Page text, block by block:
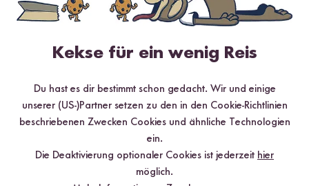
✔️ Von Sushi über Curry bis hin zu Desserts
✔️ Inklusive Tipps & Tricks für die Zubereitung
Jetzt sichern
*Das Digitale Rezeptbuch wird dir nach vollständiger Anmeldung zum Newsletter
per E-Mail zugeschickt.
Kekse für ein wenig Reis
Du hast es dir bestimmt schon gedacht. Wir und einige
unserer (US-)Partner setzen zu den in den Cookie-Richtlinien
beschriebenen Zwecken Cookies und ähnliche Technologien
ein.
Die Deaktivierung optionaler Cookies ist jederzeit hier
möglich.